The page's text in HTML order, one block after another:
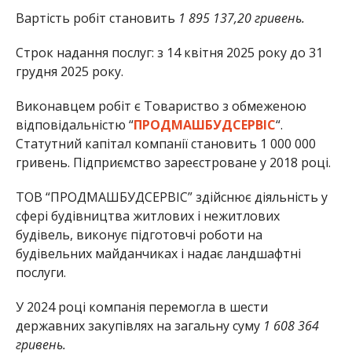
Вартість робіт становить 1 895 137,20 гривень.
Строк надання послуг: з 14 квітня 2025 року до 31
грудня 2025 року.
Виконавцем робіт є Товариство з обмеженою
відповідальністю “ПРОДМАШБУДСЕРВІС“.
Статутний капітал компанії становить 1 000 000
гривень. Підприємство зареєстроване у 2018 році.
ТОВ “ПРОДМАШБУДСЕРВІС” здійснює діяльність у
сфері будівництва житлових і нежитлових
будівель, виконує підготовчі роботи на
будівельних майданчиках і надає ландшафтні
послуги.
У 2024 році компанія перемогла в шести
державних закупівлях на загальну суму 1 608 364
гривень.